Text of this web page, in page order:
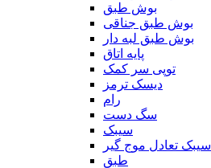
بوش طبق
بوش طبق جناقی
بوش طبق لبه دار
پایه اتاق
توپی سر کمک
دیسک ترمز
رام
سگ دست
سیبک
سیبک تعادل موج گیر
طبق